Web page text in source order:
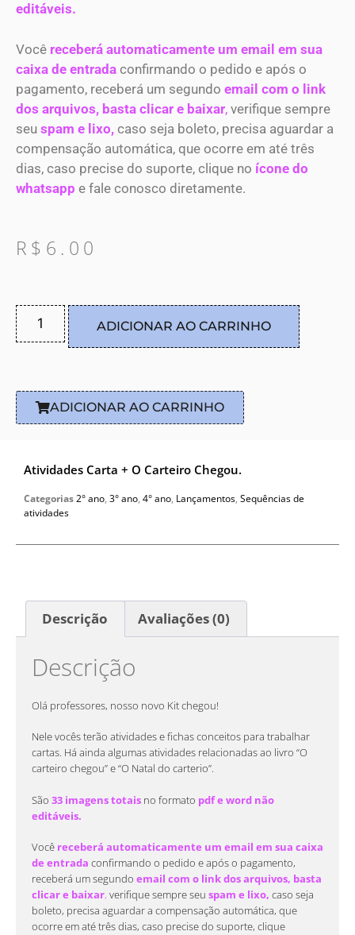
editáveis.
Você receberá automaticamente um email em sua
caixa de entrada confirmando o pedido e após o
pagamento, receberá um segundo email com o link
dos arquivos, basta clicar e baixar, verifique sempre
seu spam e lixo, caso seja boleto, precisa aguardar a
compensação automática, que ocorre em até três
dias, caso precise do suporte, clique no ícone do
whatsapp e fale conosco diretamente.
R$ 6.00
ADICIONAR AO CARRINHO
ADICIONAR AO CARRINHO
Atividades Carta + O Carteiro Chegou.
Categorias2° ano, 3° ano, 4° ano, Lançamentos, Sequências de
atividades
Descrição Avaliações (0)
Descrição
Olá professores, nosso novo Kit chegou!
Nele vocês terão atividades e fichas conceitos para trabalhar
cartas. Há ainda algumas atividades relacionadas ao livro “O
carteiro chegou” e “O Natal do carterio”.
São 33 imagens totais no formato pdf e word não
editáveis.
Você receberá automaticamente um email em sua caixa
de entrada confirmando o pedido e após o pagamento,
receberá um segundo email com o link dos arquivos, basta
clicar e baixar, verifique sempre seu spam e lixo, caso seja
boleto, precisa aguardar a compensação automática, que
ocorre em até três dias, caso precise do suporte, clique